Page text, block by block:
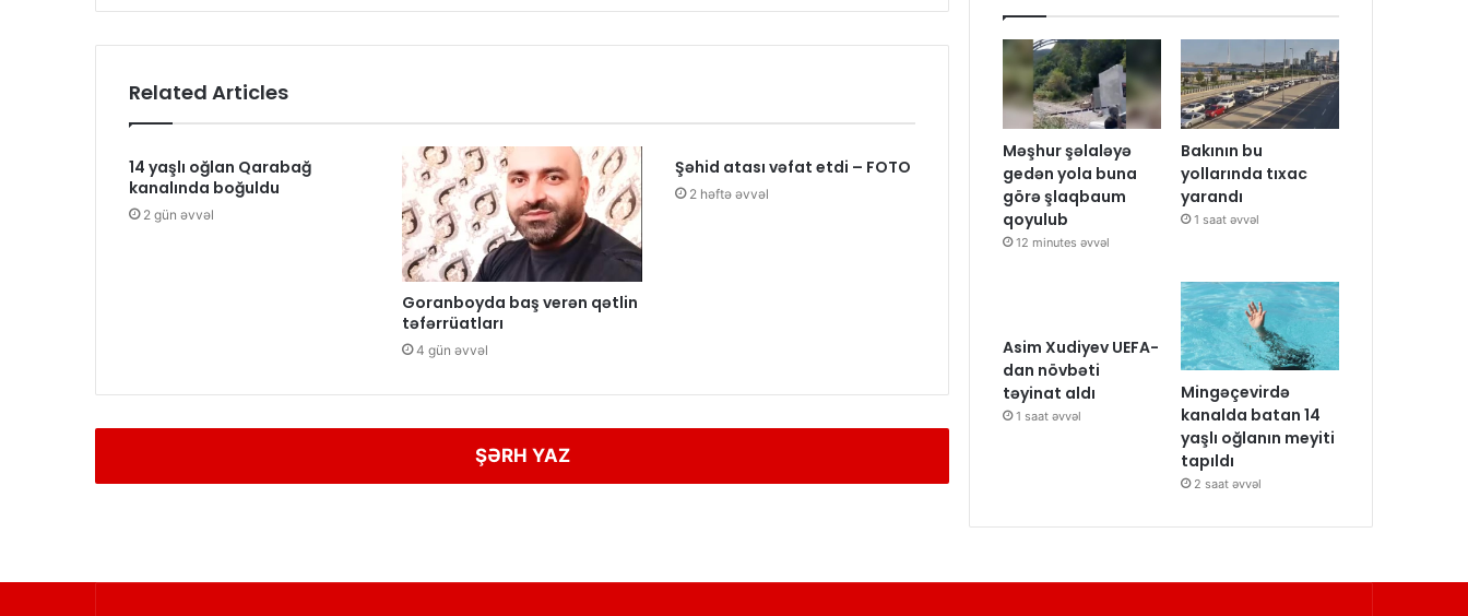
Related Articles
14 yaşlı oğlan Qarabağ
kanalında boğuldu
2 gün əvvəl
Goranboyda baş verən qətlin
təfərrüatları
4 gün əvvəl
Şəhid atası vəfat etdi – FOTO
2 həftə əvvəl
ŞƏRH YAZ
Məşhur şəlaləyə
gedən yola buna
görə şlaqbaum
qoyulub
12 minutes əvvəl
Bakının bu
yollarında tıxac
yarandı
1 saat əvvəl
Asim Xudiyev UEFA-
dan növbəti
təyinat aldı
1 saat əvvəl
Mingəçevirdə
kanalda batan 14
yaşlı oğlanın meyiti
tapıldı
2 saat əvvəl